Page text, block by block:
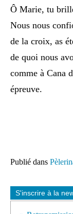
Ô Marie, tu
Nous nous
de la croix, as
de quoi nous
comme à Cana
épreuve.
Publié dans
S'inscrire à la